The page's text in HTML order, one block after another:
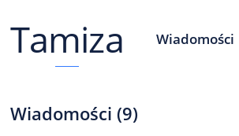
Tamiza Wiadomości
Wiadomości (9)